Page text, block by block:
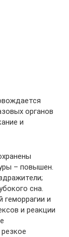
органов
и
– повышен.
сна.
геморрагии и
и реакции